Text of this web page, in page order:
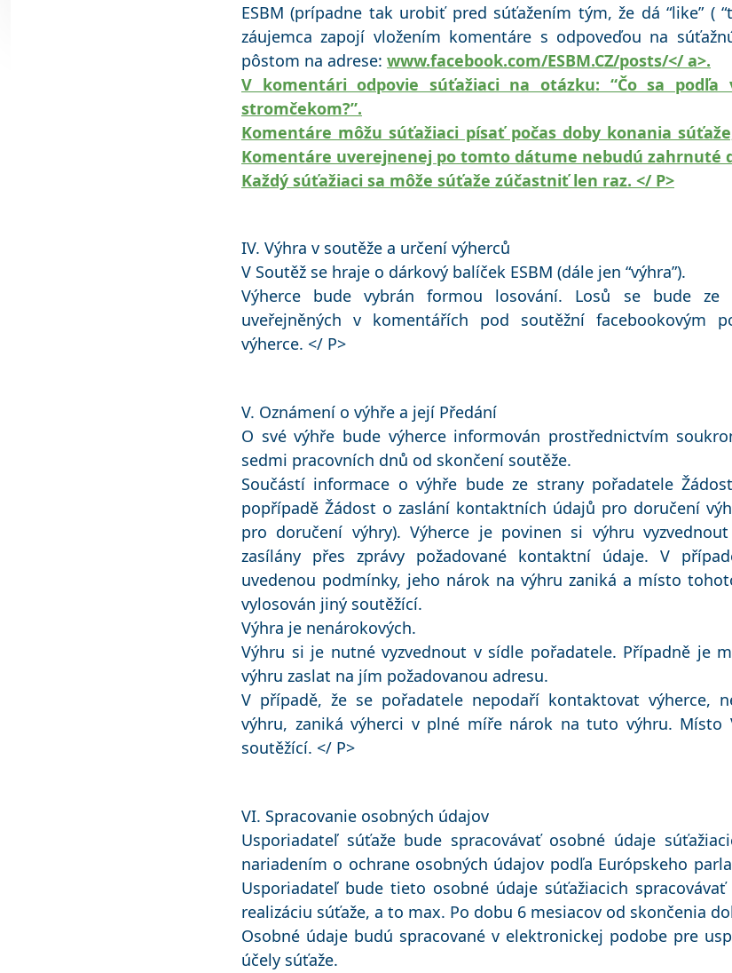
ESBM (prípadne tak urobiť pred súťažením tým, že dá “like” (
záujemca zapojí vložením komentáre s odpoveďou na
pôstom na adrese: www.facebook.com/ESBM.CZ/posts/</ a>.
V komentári odpovie súťažiaci na otázku: “Čo sa podľa
stromčekom?”.
Komentáre môžu súťažiaci písať počas doby konania
Komentáre uverejnenej po tomto dátume nebudú zahrnuté
Každý súťažiaci sa môže súťaže zúčastniť len raz. </ P>
IV. Výhra v soutěže a určení výherců
V Soutěž se hraje o dárkový balíček ESBM (dále jen “výhra”).
Výherce bude vybrán formou losování. Losů se bude ze
uveřejněných v komentářích pod soutěžní facebookovým
výherce. </ P>
V. Oznámení o výhře a její Předání
O své výhře bude výherce informován prostřednictvím
sedmi pracovních dnů od skončení soutěže.
Součástí informace o výhře bude ze strany pořadatele
popřípadě Žádost o zaslání kontaktních údajů pro doručení
pro doručení výhry). Výherce je povinen si výhru
zasílány přes zprávy požadované kontaktní údaje. V
uvedenou podmínky, jeho nárok na výhru zaniká a místo
vylosován jiný soutěžící.
Výhra je nenárokových.
Výhru si je nutné vyzvednout v sídle pořadatele. Případně je
výhru zaslat na jím požadovanou adresu.
V případě, že se pořadatele nepodaří kontaktovat výherce,
výhru, zaniká výherci v plné míře nárok na tuto výhru. Místo
soutěžící. </ P>
VI. Spracovanie osobných údajov
Usporiadateľ súťaže bude spracovávať osobné údaje
nariadením o ochrane osobných údajov podľa Európskeho
Usporiadateľ bude tieto osobné údaje súťažiacich
realizáciu súťaže, a to max. Po dobu 6 mesiacov od skončenia
Osobné údaje budú spracované v elektronickej podobe pre
účely súťaže.